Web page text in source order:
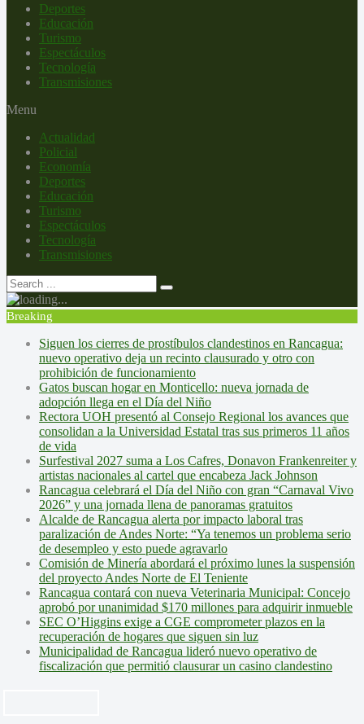
Deportes
Educación
Turismo
Espectáculos
Tecnología
Transmisiones
Menu
Actualidad
Policial
Economía
Deportes
Educación
Turismo
Espectáculos
Tecnología
Transmisiones
Breaking
Siguen los cierres de prostíbulos clandestinos en Rancagua:
nuevo operativo deja un recinto clausurado y otro con
prohibición de funcionamiento
Gatos buscan hogar en Monticello: nueva jornada de
adopción llega en el Día del Niño
Rectora UOH presentó al Consejo Regional los avances que
consolidan a la Universidad Estatal tras sus primeros 11 años
de vida
Surfestival 2027 suma a Los Cafres, Donavon Frankenreiter y
artistas nacionales al cartel que encabeza Jack Johnson
Rancagua celebrará el Día del Niño con gran “Carnaval Vivo
2026” y una jornada llena de panoramas gratuitos
Alcalde de Rancagua alerta por impacto laboral tras
paralización de Andes Norte: “Ya tenemos un problema serio
de desempleo y esto puede agravarlo
Comisión de Minería abordará el próximo lunes la suspensión
del proyecto Andes Norte de El Teniente
Rancagua contará con nueva Veterinaria Municipal: Concejo
aprobó por unanimidad $170 millones para adquirir inmueble
SEC O’Higgins exige a CGE comprometer plazos en la
recuperación de hogares que siguen sin luz
Municipalidad de Rancagua lideró nuevo operativo de
fiscalización que permitió clausurar un casino clandestino